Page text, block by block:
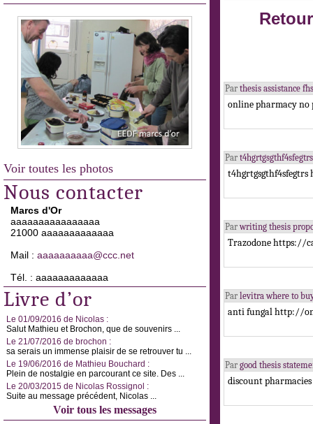
Voir toutes les photos
Nous contacter
Marcs d'Or
aaaaaaaaaaaaaaaa
21000 aaaaaaaaaaaaa
Mail : aaaaaaaaaa@ccc.net
Tél. : aaaaaaaaaaaaa
Livre d’or
Le 01/09/2016 de Nicolas :
Salut Mathieu et Brochon, que de souvenirs ...
Le 21/07/2016 de brochon :
sa serais un immense plaisir de se retrouver tu ...
Le 19/06/2016 de Mathieu Bouchard :
Plein de nostalgie en parcourant ce site. Des ...
Le 20/03/2015 de Nicolas Rossignol :
Suite au message précédent, Nicolas ...
Voir tous les messages
Par thesis assistance
online pharmacy
Par
Parwriting thesis
Trazodone https://
Par levitra where to
anti fungal http://
Par good thesis
discount